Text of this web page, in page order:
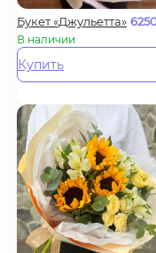
Букет «Джульетта»
В наличии
Купить